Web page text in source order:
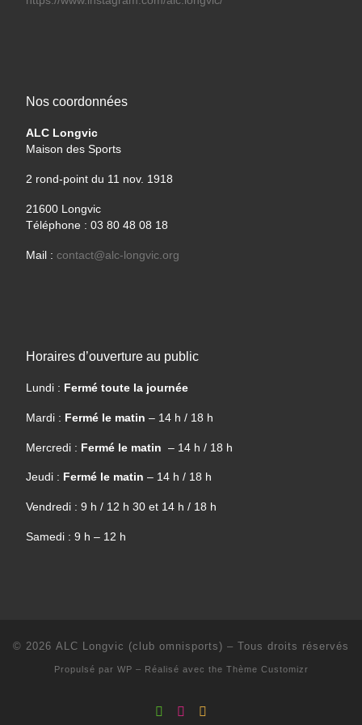
Nos coordonnées
ALC Longvic
Maison des Sports
2 rond-point du 11 nov. 1918
21600 Longvic
Téléphone : 03 80 48 08 18
Mail : contact@alc-longvic.org
Horaires d’ouverture au public
Lundi : Fermé toute la journée
Mardi : Fermé le matin – 14 h / 18 h
Mercredi : Fermé le matin – 14 h / 18 h
Jeudi : Fermé le matin – 14 h / 18 h
Vendredi : 9 h / 12 h 30 et 14 h / 18 h
Samedi : 9 h – 12 h
© 2026 ALC Longvic (club omnisports) – Tous droits réservés
Propulsé par WP – Réalisé avec the Thème Customizr